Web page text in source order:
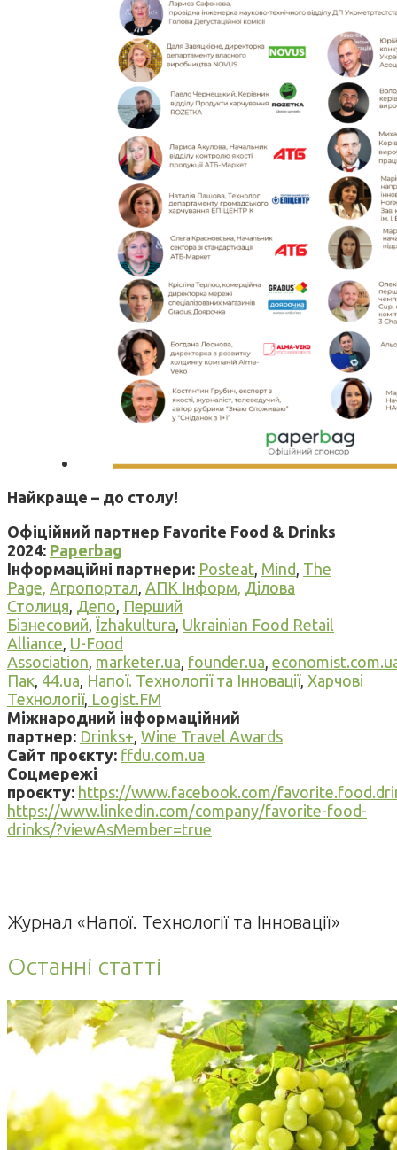
Найкраще – до столу!
Офіційний партнер Favorite Food & Drinks
2024: Paperbag
Інформаційні партнери: Posteat Mind The
Page, Агропортал АПК Інформ, Ділова
Столиця Депо Перший
Бізнесовий Їzhakultura Ukrainian Food Retail
Alliance U-Food
Association marketer.ua founder.ua
Пак 44.ua Напої. Технології та Інновації, Харчові
Технології, Logist.FM
Міжнародний інформаційний
партнер: Drinks+ Wine Travel Awards
Сайт проєкту: ffdu.com.ua
Соцмережі
проєкту: https://www.facebook.com/
https://www.linkedin.com/company/favorite-food-
drinks/?viewAsMember=true
Журнал «Напої. Технології та Інновації»
Останні статті